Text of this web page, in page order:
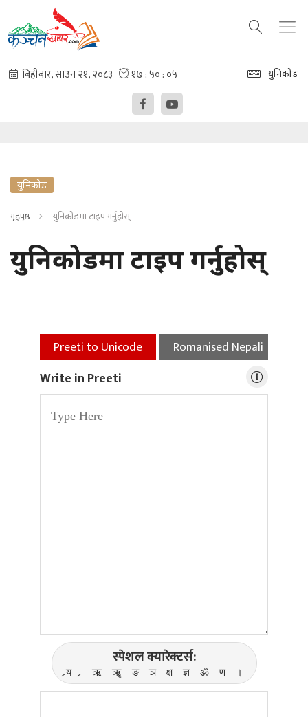
युनिकोड
युनिकोड
गृहपृष्ठ युनिकोडमा टाइप गर्नुहोस्
युनिकोडमा टाइप गर्नुहोस्